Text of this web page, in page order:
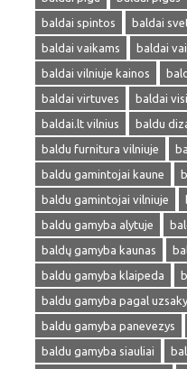
baldai spintos
baldai
baldai vaikams
baldai
baldai vilniuje kainos
baldai virtuves
baldai
baldai.lt vilnius
baldu
baldu furnitura vilniuje
baldu gamintojai kaune
baldu gamintojai vilniuje
baldu gamyba alytuje
baldų gamyba kaunas
baldu gamyba klaipeda
baldu gamyba pagal
baldu gamyba panevezys
baldu gamyba siauliai